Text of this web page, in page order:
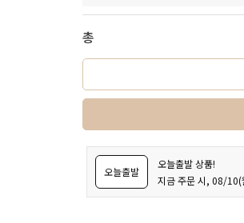
총
오늘출발
오늘출발 상품!
지금 주문 시, 08/10(